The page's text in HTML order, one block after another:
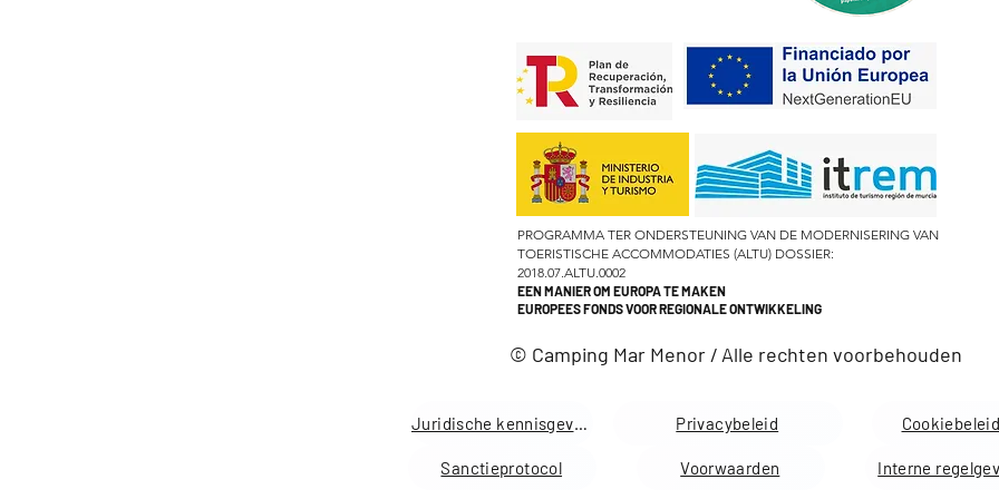
PROGRAMMA TER ONDERSTEUNING VAN DE MODERNISERING VAN
TOERISTISCHE ACCOMMODATIES (ALTU) DOSSIER:
2018.07.ALTU.0002
EEN MANIER OM EUROPA TE MAKEN
EUROPEES FONDS VOOR REGIONALE ONTWIKKELING
© Camping Mar Menor / Alle rechten voorbehouden
Juridische kennisgeving
Sanctieprotocol
Privacybeleid
Voorwaarden
Cookiebeleid
Interne